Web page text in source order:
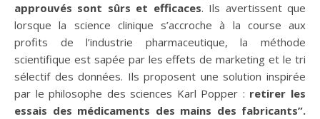
approuvés sont sûrs et efficaces. Ils avertissent que
lorsque la science clinique s’accroche à la course aux
profits de l’industrie pharmaceutique, la méthode
scientifique est sapée par les effets de marketing et le tri
sélectif des données. Ils proposent une solution inspirée
par le philosophe des sciences Karl Popper : retirer les
essais des médicaments des mains des fabricants”.